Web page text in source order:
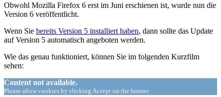
Obwohl Mozilla Firefox 6 erst im Juni erschienen ist, wurde nun die
Version 6 veröffentlicht.
Wenn Sie bereits Version 5 installiert haben, dann sollte das Update
auf Version 5 automatisch angeboten werden.
Wie das genau funktioniert, können Sie im folgenden Kurzfilm
sehen:
Content not available.
Please allow cookies by clicking Accept on the banner